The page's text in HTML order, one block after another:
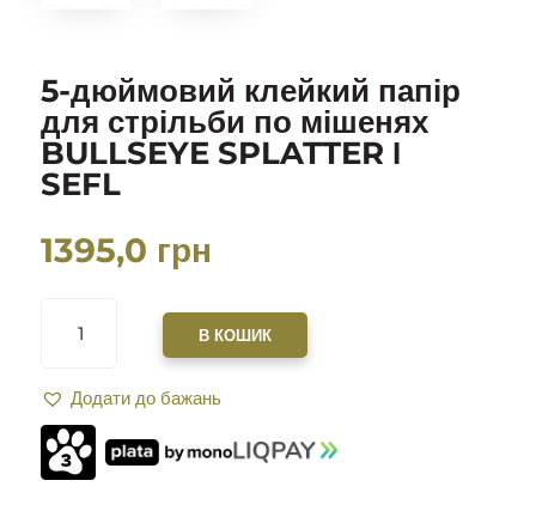
5-дюймовий клейкий папір
для стрільби по мішенях
BULLSEYE SPLATTER І
SEFL
1395,0 грн
ДЮЙМОВИЙ
ДЛЯ
СТРІЛЬБИ
ПО
МІШЕНЯХ
В КОШИК
Додати до бажань